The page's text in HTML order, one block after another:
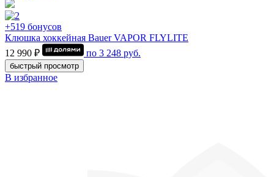
+519 бонусов
Клюшка хоккейная Bauer VAPOR FLYLITE
12 990 ₽
по 3 248 руб.
быстрый просмотр
В избранное